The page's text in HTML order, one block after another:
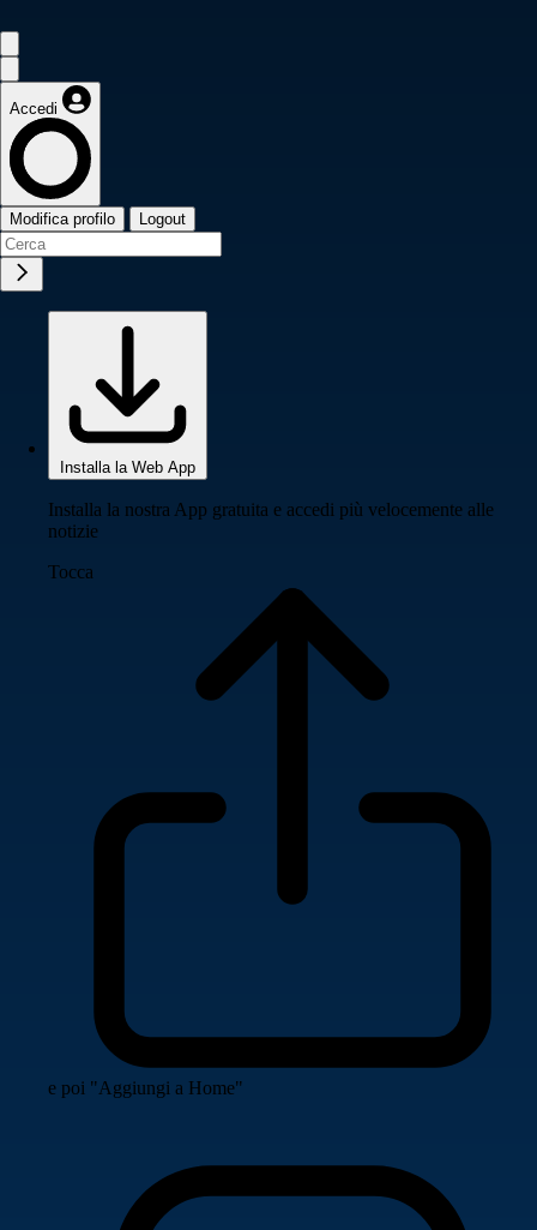
Accedi
Modifica profilo Logout
Installa la Web App
Installa la nostra App gratuita e accedi più velocemente alle
notizie
Tocca
e poi "Aggiungi a Home"